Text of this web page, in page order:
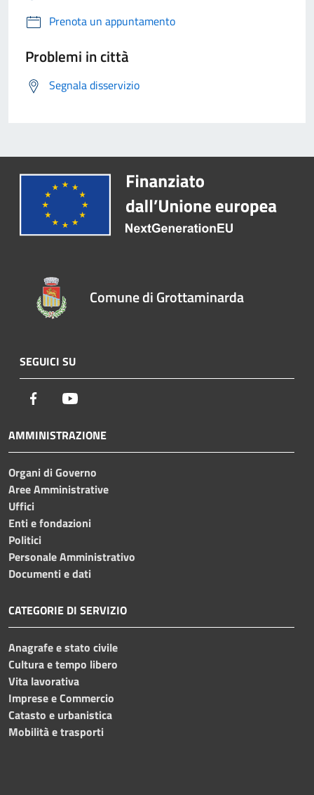
Prenota un appuntamento
Problemi in città
Segnala disservizio
Comune di Grottaminarda
SEGUICI SU
Facebook
AMMINISTRAZIONE
Organi di Governo
Aree Amministrative
Uffici
Enti e fondazioni
Politici
Personale Amministrativo
Documenti e dati
CATEGORIE DI SERVIZIO
Anagrafe e stato civile
Cultura e tempo libero
Vita lavorativa
Imprese e Commercio
Catasto e urbanistica
Mobilità e trasporti